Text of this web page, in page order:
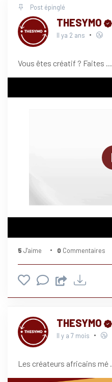
Post épinglé
THESYMO
Il ya 2 ans
Vous êtes créatif ? Faites ...
5 J'aime 0 Commentaires
THESYMO
Il y a 7 mois
Les créateurs africains mé